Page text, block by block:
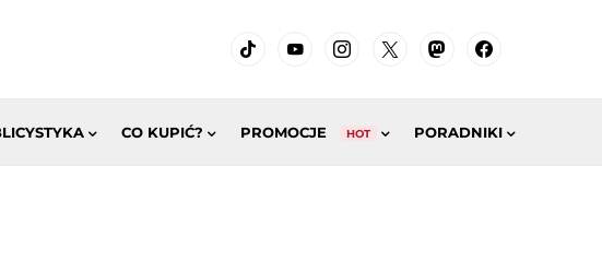
CO KUPIĆ? PROMOCJE HOT PORADNIKI